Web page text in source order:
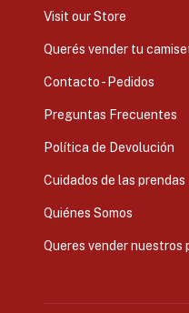
Visit our Store
Querés vender tu
Contacto - Pedidos
Preguntas Frecuentes
Política de Devolución
Cuidados de las prendas
Quiénes Somos
Queres vender nuestros